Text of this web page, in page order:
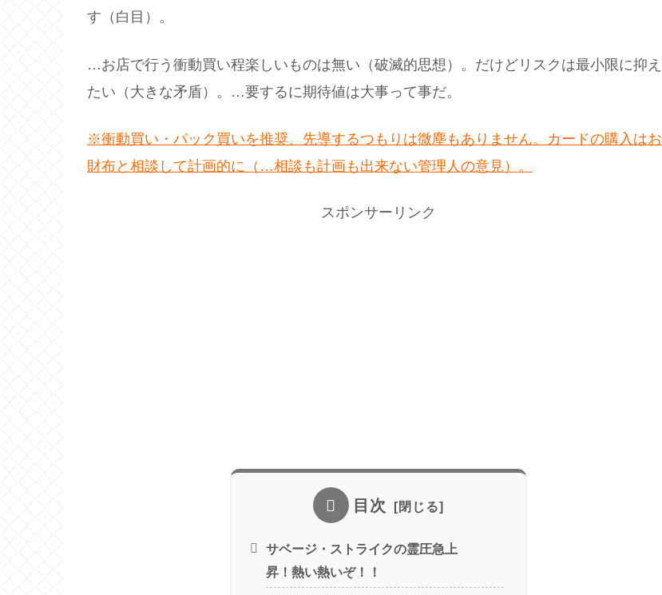
す（白目）。
…お店で行う衝動買い程楽しいものは無い（破滅的思想）。だけどリスクは最小限に抑え
たい（大きな矛盾）。…要するに期待値は大事って事だ。
※衝動買い・パック買いを推奨、先導するつもりは微塵もありません。カードの購入はお
財布と相談して計画的に（…相談も計画も出来ない管理人の意見）。
スポンサーリンク
目次
サベージ・ストライクの霊圧急上
昇！熱い熱いぞ！！